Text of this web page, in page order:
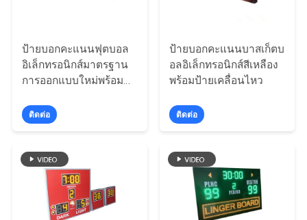
แผนผัง
เว็บไซต์
PRIVACY
POLICY
ป้ายบอกคะแนนฟุตบอล
อิเล็กทรอนิกส์มาตรฐาน
การออกแบบใหม่พร้อมชื่อ
ติดต่อ
ป้ายบอกคะแนนบาสเก็ตบ
อลอิเล็กทรอนิกส์สีเหลือง
พร้อมป้ายเคลื่อนไหว
ติดต่อ